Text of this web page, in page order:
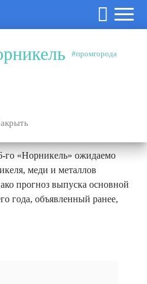
#промгорода
го «Норникель» ожидаемо
меди и металлов
прогноз выпуска основной
года, объявленный ранее,